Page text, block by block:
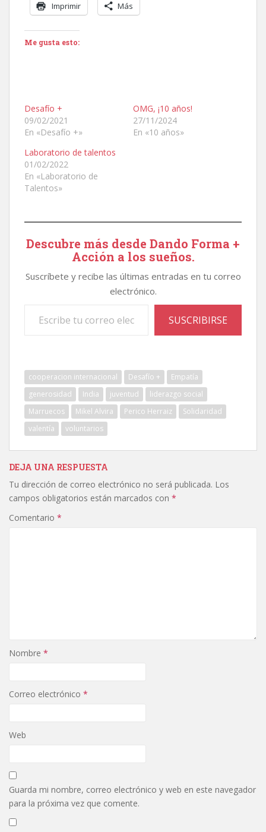
Imprimir Más
Me gusta esto:
Desafío +
09/02/2021
En «Desafío +»
OMG, ¡10 años!
27/11/2024
En «10 años»
Laboratorio de talentos
01/02/2022
En «Laboratorio de
Talentos»
Descubre más desde Dando Forma +
Acción a los sueños.
Suscríbete y recibe las últimas entradas en tu correo
electrónico.
SUSCRIBIRSE
cooperacion internacional Desafío +
Empatía
generosidad
India juventud
liderazgo social
Marruecos
Mikel Alvira Perico Herraiz
Solidaridad
valentía
voluntarios
DEJA UNA RESPUESTA
Tu dirección de correo electrónico no será publicada. Los
campos obligatorios están marcados con *
Comentario *
Nombre *
Correo electrónico *
Web
Guarda mi nombre, correo electrónico y web en este navegador
para la próxima vez que comente.